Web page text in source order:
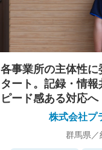
各事業所の主体性
タート。記録・情
ピード感ある対応へ
株式会社プ
群馬県／